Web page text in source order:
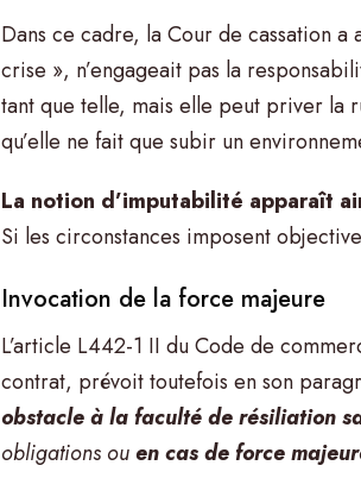
Dans ce cadre, la Cour de cassation
crise », n’engageait pas la
tant que telle, mais elle peut priver la
qu’elle ne fait que subir un
La notion d’imputabilité apparaît
Si les circonstances imposent
Invocation de la force majeure
L’article L442-1 II du Code de
contrat, prévoit toutefois en son
obstacle à la faculté de résiliation
obligations ouen cas de force